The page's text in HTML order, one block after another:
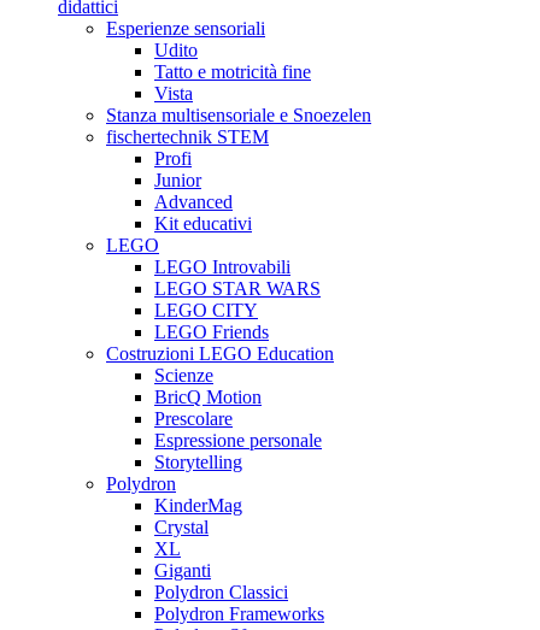
didattici
Esperienze sensoriali
Udito
Tatto e motricità fine
Vista
Stanza multisensoriale e Snoezelen
fischertechnik STEM
Profi
Junior
Advanced
Kit educativi
LEGO
LEGO Introvabili
LEGO STAR WARS
LEGO CITY
LEGO Friends
Costruzioni LEGO Education
Scienze
BricQ Motion
Prescolare
Espressione personale
Storytelling
Polydron
KinderMag
Crystal
XL
Giganti
Polydron Classici
Polydron Frameworks